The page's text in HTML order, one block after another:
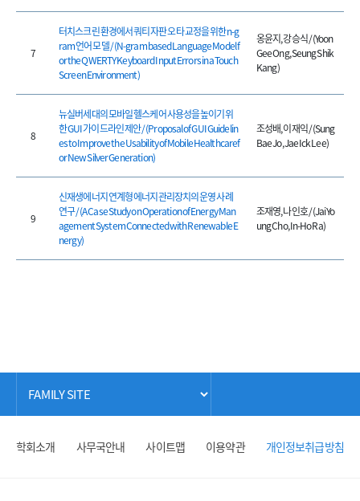
7
터치스크린 환경에서 쿼티 자판 오타 교정을 위한 n-g
ram 언어 모델 / (N-gram based Language Model f
or the QWERTY Keyboard Input Errors in a Touch
Screen Environment)
옹윤지, 강승식 / (Yoon
Gee Ong, Seung Shik
Kang)
8
뉴실버세대의 모바일 헬스케어 사용성을 높이기 위
한 GUI 가이드라인 제안 / (Proposal of GUI Guidelin
es to Improve the Usability of Mobile Healthcaref
or New Silver Generation)
조성배, 이재익 / (Sung
Bae Jo, Jae Ick Lee)
9
신재생에너지 연계형 에너지관리장치의 운영 사례
연구 / (A Case Study on Operation of Energy Man
agement System Connected with Renewable E
nergy)
조재영, 나인호 / (Jai Yo
ung Cho, In-Ho Ra)
학회소개 사무국안내 사이트맵 이용약관 개인정보취급방침